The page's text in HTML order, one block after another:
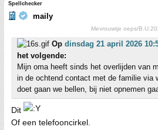
Spellchecker
maily
Mevrouwtje oeps/
Op dinsdag 21 april 2026
het volgende:
Mijn oma heeft sinds het overlijden van
in de ochtend contact met de familie via
doet gaan we bellen, bij niet opnemen
Dit
Of een telefooncirkel.